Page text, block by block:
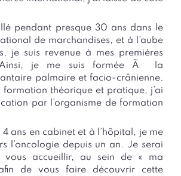
pendant presque 30 ans dans le
de marchandises, et à l’aube
je suis revenue à mes premières
je me suis formée Ã la
palmaire et facio-crânienne.
formation théorique et pratique, j’ai
par l’organisme de formation
4 ans en cabinet et à l’hôpital, je me
l’oncologie depuis un an. Je serai
vous accueillir, au sein de « ma
de vous faire découvrir cette